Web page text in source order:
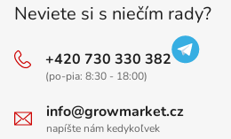
Neviete si s niečím rady?
+420 730 330 382
(po-pia: 8:30 - 18:00)
info@growmarket.cz
napíšte nám kedykoľvek